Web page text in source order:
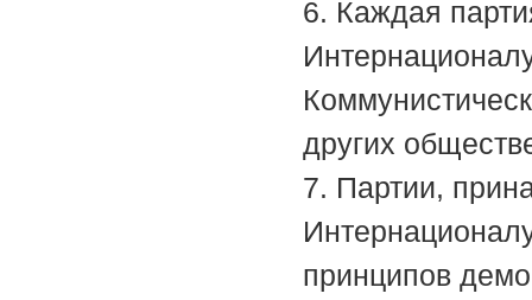
6. Каждая
других
7. Партии,
принципов